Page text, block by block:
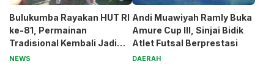
Bulukumba Rayakan HUT RI
ke-81, Permainan
Tradisional Kembali Jadi
Magnet
NEWS
Andi Muawiyah Ramly Buka
Amure Cup III, Sinjai Bidik
Atlet Futsal Berprestasi
DAERAH